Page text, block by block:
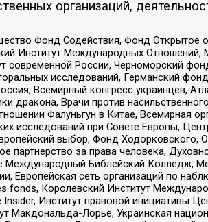
организаций,
Фонд Содействия, Фонд Открытое
Международных Отношений,
России, Черноморский
исследований, Германский
Всемирный конгресс украинцев,
Врачи против
Фалуньгун в Китае, Всемирная
исследований при Совете Европы,
выбор, Фонд
за права человека,
Библейский Колледж,
Европейская сеть организаций по
fonds, Королевский Институт
Институт правовой инициативы
Макдональда-Лорье, Украинская